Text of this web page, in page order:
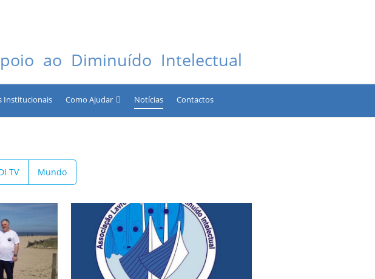
ao Diminuído Intelectual
Institucionais Como Ajudar Notícias Contactos
TV Mundo